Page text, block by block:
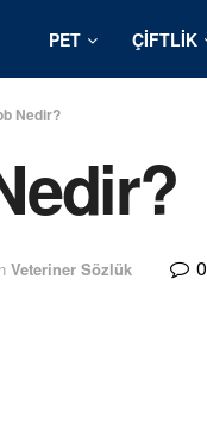
PET ÇIFTLIK
Nedir?
Veteriner Sözlük 0